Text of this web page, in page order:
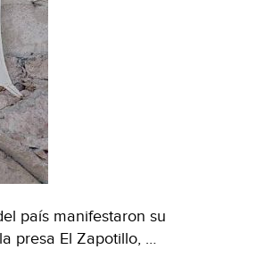
país manifestaron su
presa El Zapotillo, …